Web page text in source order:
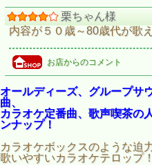
栗ちゃん様
内容が５０歳～80歳代が歌
お店からのコメント
オールディーズ、グループサ
曲、
カラオケ定番曲、歌声喫茶の
ンナップ！
カラオケボックスのような迫
歌いやすいカラオケテロップ！